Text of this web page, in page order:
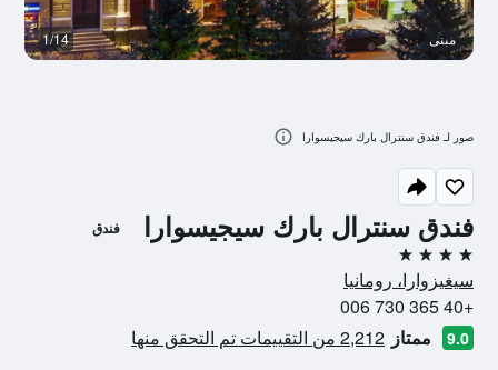
فندق سنترال بارك سيجيسوارا فندق
4 نجوم
سيغيزوارا، رومانيا
+40 365 730 006
9.0 ممتاز 2,212 من التقييمات تم التحقق منها
مبنى 1/14
صور لـ فندق سنترال بارك سيجيسوارا